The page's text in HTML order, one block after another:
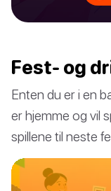
Fest- og
Enten du er i en
er hjemme og vil
spillene til neste